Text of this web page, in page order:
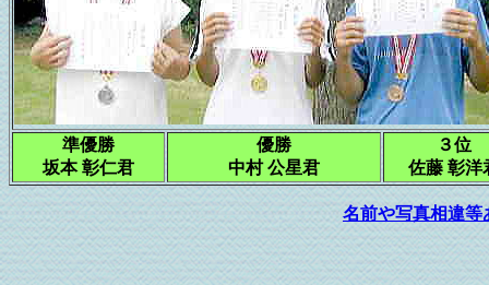
準優勝
坂本 彰仁君
優勝
中村 公星君
３位
佐藤 彰洋
名前や写真相違等